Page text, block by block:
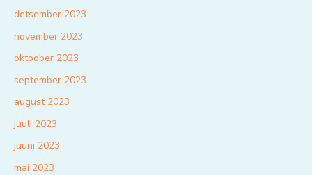
detsember 2023
november 2023
oktoober 2023
september 2023
august 2023
juuli 2023
juuni 2023
mai 2023